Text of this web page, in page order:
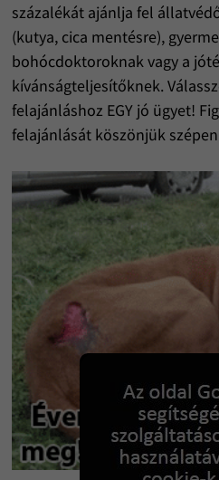
százalékát ajánlja fel
(kutya, cica mentésre),
bohócdoktoroknak vagy a
kívánságteljesítőknek.
felajánláshoz EGY jó ügyet!
felajánlását köszönjük